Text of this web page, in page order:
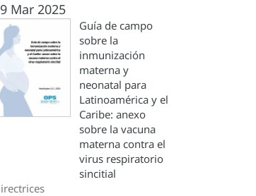
Mar 2025
Guía de campo
sobre la
inmunización
materna y
neonatal para
Latinoamérica y el
Caribe: anexo
sobre la vacuna
materna contra el
virus respiratorio
sincitial